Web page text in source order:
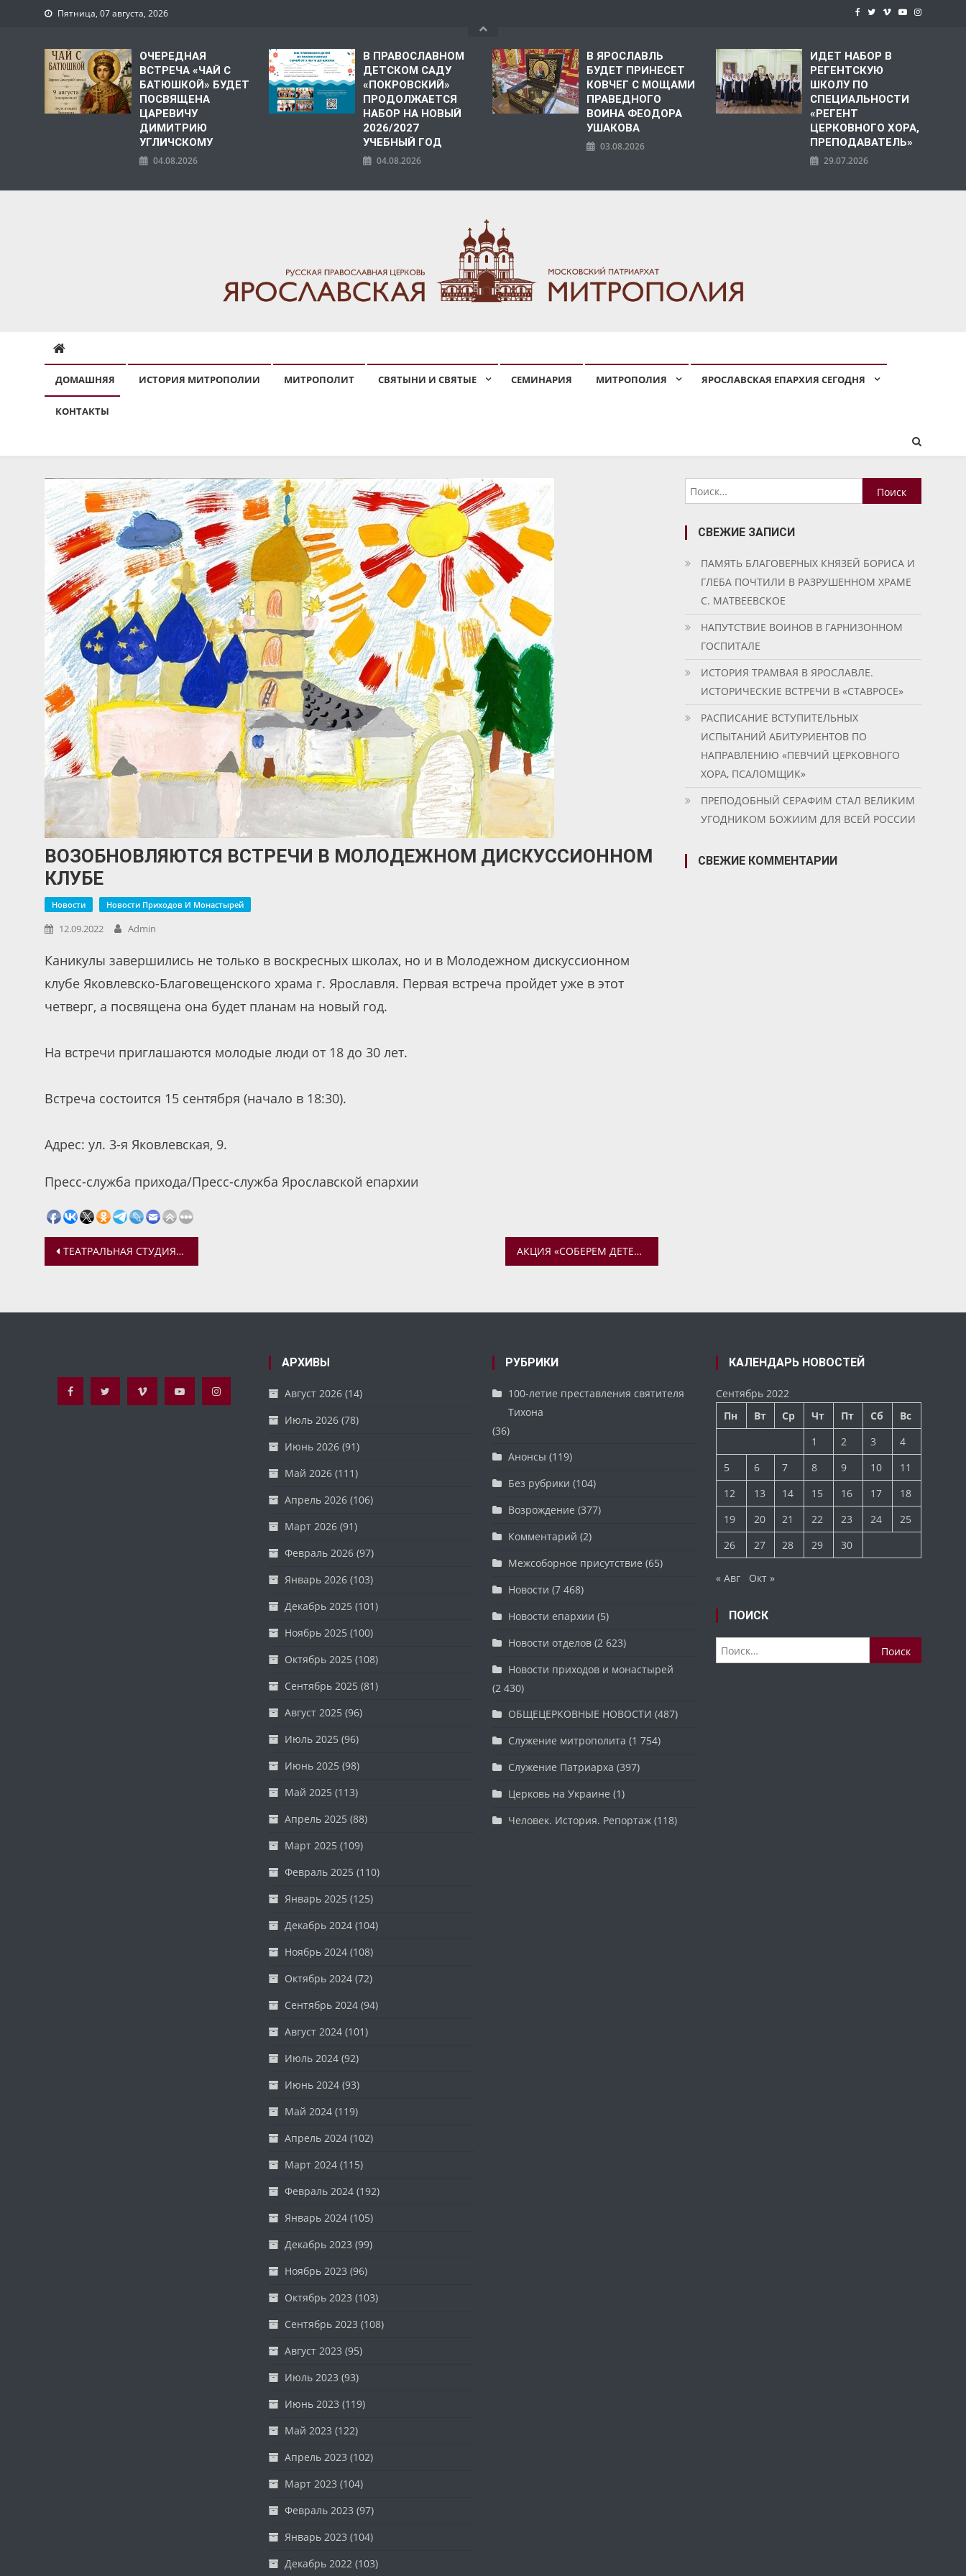
Пятница, 07 августа, 2026
ОЧЕРЕДНАЯ
ВСТРЕЧА «ЧАЙ С
БАТЮШКОЙ» БУДЕТ
ПОСВЯЩЕНА
ЦАРЕВИЧУ
ДИМИТРИЮ
УГЛИЧСКОМУ
04.08.2026
В ПРАВОСЛАВНОМ
ДЕТСКОМ САДУ
«ПОКРОВСКИЙ»
ПРОДОЛЖАЕТСЯ
НАБОР НА НОВЫЙ
2026/2027
УЧЕБНЫЙ ГОД
04.08.2026
В ЯРОСЛАВЛЬ
БУДЕТ ПРИНЕСЕТ
КОВЧЕГ С МОЩАМИ
ПРАВЕДНОГО
ВОИНА ФЕОДОРА
УШАКОВА
03.08.2026
ИДЕТ НАБОР В
РЕГЕНТСКУЮ
ШКОЛУ ПО
СПЕЦИАЛЬНОСТИ
«РЕГЕНТ
ЦЕРКОВНОГО ХОРА,
ПРЕПОДАВАТЕЛЬ»
29.07.2026
ДОМАШНЯЯ ИСТОРИЯ МИТРОПОЛИИ МИТРОПОЛИТ СВЯТЫНИ И СВЯТЫЕ СЕМИНАРИЯ МИТРОПОЛИЯ ЯРОСЛАВСКАЯ ЕПАРХИЯ СЕГОДНЯ
КОНТАКТЫ
ВОЗОБНОВЛЯЮТСЯ ВСТРЕЧИ В МОЛОДЕЖНОМ ДИСКУССИОННОМ
КЛУБЕ
Новости Новости Приходов И Монастырей
12.09.2022 Admin
Каникулы завершились не только в воскресных школах, но и в Молодежном дискуссионном
клубе Яковлевско-Благовещенского храма г. Ярославля. Первая встреча пройдет уже в этот
четверг, а посвящена она будет планам на новый год.
На встречи приглашаются молодые люди от 18 до 30 лет.
Встреча состоится 15 сентября (начало в 18:30).
Адрес: ул. 3-я Яковлевская, 9.
Пресс-служба прихода/Пресс-служба Ярославской епархии
Навигация
записям
ТЕАТРАЛЬНАЯ СТУДИЯ ВОСКРЕСНОЙ ШКОЛЫ ЯКОВЛЕВСКО-БЛАГОВЕЩЕНСКОГО ХРАМА АКЦИЯ «СОБЕРЕМ ДЕТЕЙ В ШКОЛУ» ПОДОШЛА К КОНЦУ
Найти:
СВЕЖИЕ ЗАПИСИ
ПАМЯТЬ БЛАГОВЕРНЫХ КНЯЗЕЙ БОРИСА И
ГЛЕБА ПОЧТИЛИ В РАЗРУШЕННОМ ХРАМЕ
С. МАТВЕЕВСКОЕ
НАПУТСТВИЕ ВОИНОВ В ГАРНИЗОННОМ
ГОСПИТАЛЕ
ИСТОРИЯ ТРАМВАЯ В ЯРОСЛАВЛЕ.
ИСТОРИЧЕСКИЕ ВСТРЕЧИ В «СТАВРОСЕ»
РАСПИСАНИЕ ВСТУПИТЕЛЬНЫХ
ИСПЫТАНИЙ АБИТУРИЕНТОВ ПО
НАПРАВЛЕНИЮ «ПЕВЧИЙ ЦЕРКОВНОГО
ХОРА, ПСАЛОМЩИК»
ПРЕПОДОБНЫЙ СЕРАФИМ СТАЛ ВЕЛИКИМ
УГОДНИКОМ БОЖИИМ ДЛЯ ВСЕЙ РОССИИ
СВЕЖИЕ КОММЕНТАРИИ
АРХИВЫ
Август 2026(14)
Июль 2026(78)
Июнь 2026(91)
Май 2026(111)
Апрель 2026(106)
Март 2026(91)
Февраль 2026(97)
Январь 2026(103)
Декабрь 2025 (101)
Ноябрь 2025 (100)
Октябрь 2025 (108)
Сентябрь 2025 (81)
Август 2025 (96)
Июль 2025 (96)
Июнь 2025 (98)
Май 2025 (113)
Апрель 2025 (88)
Март 2025 (109)
Февраль 2025 (110)
Январь 2025 (125)
Декабрь 2024(104)
Ноябрь 2024(108)
Октябрь 2024(72)
Сентябрь 2024(94)
Август 2024(101)
Июль 2024(92)
Июнь 2024(93)
Май 2024(119)
Апрель 2024(102)
Март 2024(115)
Февраль 2024(192)
Январь 2024(105)
Декабрь 2023 (99)
Ноябрь 2023 (96)
Октябрь 2023 (103)
Сентябрь 2023 (108)
Август 2023 (95)
Июль 2023 (93)
Июнь 2023 (119)
Май 2023 (122)
Апрель 2023 (102)
Март 2023 (104)
Февраль 2023 (97)
Январь 2023 (104)
Декабрь 2022(103)
РУБРИКИ
100-летие преставления святителя
Тихона
(36)
Анонсы (119)
Без рубрики (104)
Возрождение (377)
Комментарий (2)
Межсоборное присутствие (65)
Новости (7 468)
Новости епархии (5)
Новости отделов(2 623)
Новости приходов и монастырей
(2 430)
ОБЩЕЦЕРКОВНЫЕ НОВОСТИ (487)
Служение митрополита (1 754)
Служение Патриарха (397)
Церковь на Украине (1)
Человек. История. Репортаж(118)
КАЛЕНДАРЬ НОВОСТЕЙ
Сентябрь 2022
Пн
Вт Ср Чт Пт Сб
Вс
1
2 3
4
5
6 7 8 9 10
11
12
13 14 15 16 17
18
19
20 21 22 23 24
25
26
27 28 29 30
« Авг Окт »
ПОИСК
Найти: